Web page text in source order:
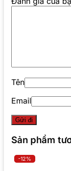
Tên
Email
Sản phẩm
-12%